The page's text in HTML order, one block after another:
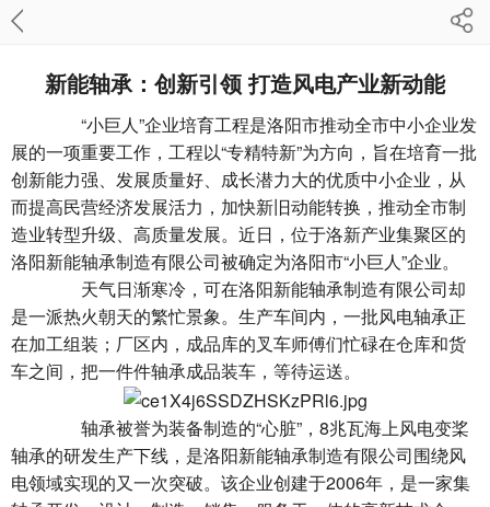
新能轴承：创新引领 打造风电产业新动能
“小巨人”企业培育工程是洛阳市推动全市中小企业发
展的一项重要工作，工程以“专精特新”为方向，旨在培育一批
创新能力强、发展质量好、成长潜力大的优质中小企业，从
而提高民营经济发展活力，加快新旧动能转换，推动全市制
造业转型升级、高质量发展。近日，位于洛新产业集聚区的
洛阳新能轴承制造有限公司被确定为洛阳市“小巨人”企业。
天气日渐寒冷，可在洛阳新能轴承制造有限公司却
是一派热火朝天的繁忙景象。生产车间内，一批风电轴承正
在加工组装；厂区内，成品库的叉车师傅们忙碌在仓库和货
车之间，把一件件轴承成品装车，等待运送。
轴承被誉为装备制造的“心脏”，8兆瓦海上风电变桨
轴承的研发生产下线，是洛阳新能轴承制造有限公司围绕风
电领域实现的又一次突破。该企业创建于2006年，是一家集